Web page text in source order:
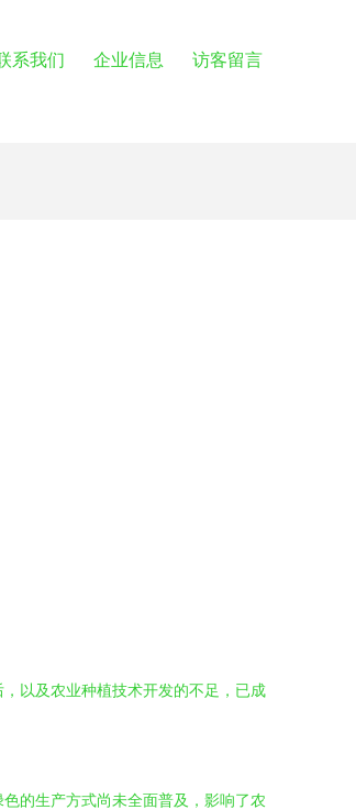
系我们 企业信息 访客留言
以及农业种植技术开发的不足，已成
的生产方式尚未全面普及，影响了农